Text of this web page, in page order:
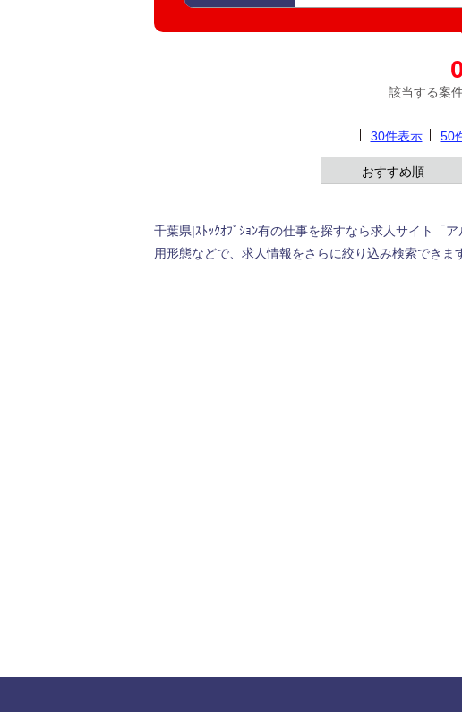
該当する案
30件表示 50
おすすめ順
千葉県|ｽﾄｯｸｵﾌﾟｼｮﾝ有の仕事を探すなら求人サイト「
用形態などで、求人情報をさらに絞り込み検索できま